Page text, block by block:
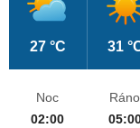
27 °C 31
Noc
02:00
Ráno